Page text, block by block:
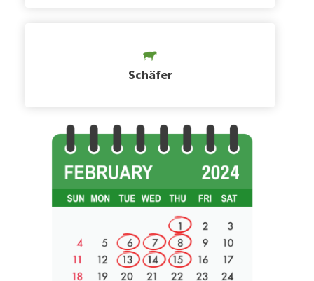
Schäfer